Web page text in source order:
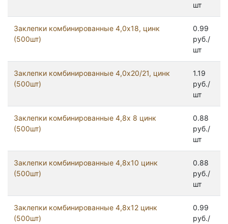
шт
Заклепки комбинированные 4,0х18, цинк
(500шт)
0.99
руб./
шт
Заклепки комбинированные 4,0х20/21, цинк
(500шт)
1.19
руб./
шт
Заклепки комбинированные 4,8x 8 цинк
(500шт)
0.88
руб./
шт
Заклепки комбинированные 4,8х10 цинк
(500шт)
0.88
руб./
шт
Заклепки комбинированные 4,8х12 цинк
(500шт)
0.99
руб./